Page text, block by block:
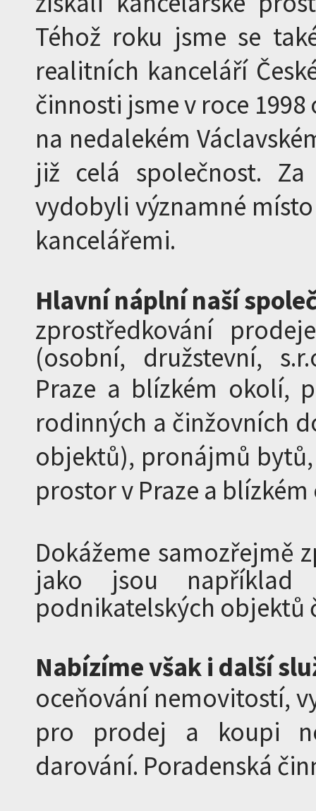
Téhož roku jsme se
realitních kanceláří
činnosti jsme v roce
na nedalekém
již celá společnost.
vydobyli významné
kancelářemi.
Hlavní náplní naší
zprostředkování
(osobní, družstevní,
Praze a blízkém okolí,
rodinných a činžovních
objektů), pronájmů
prostor v Praze a
Dokážeme samozřejmě
jako jsou například
podnikatelských objektů
Nabízíme však i další
oceňování nemovitostí,
pro prodej a koupi
darování. Poradenská